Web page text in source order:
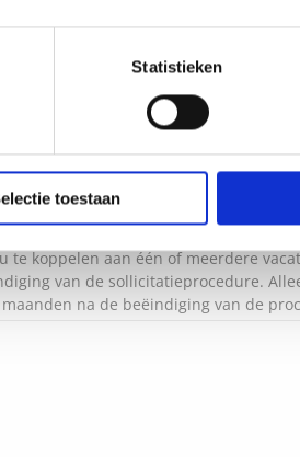
Statistieken
toestaan
maanden te bewaren.
koppelen aan één of meerdere
van de sollicitatieprocedure.
na de beëindiging van de
verwijderen of de toestemming in te